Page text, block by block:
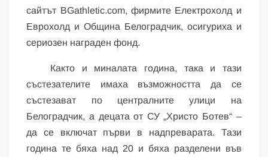
сайтът BGathletic.com, фирмите Електрохолд и
Еврохолд и Община Белоградчик, осигуриха и
сериозен награден фонд.
Както и миналата година, така и тази
състезателите имаха възможността да се
състезават по централните улици на
Белоградчик, а децата от СУ „Христо Ботев“ –
да се включат първи в надпреварата. Тази
година те бяха над 20 и бяха разделени във